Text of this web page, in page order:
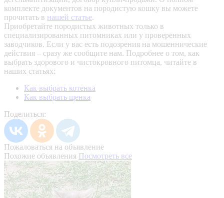
комплекте документов на породистую кошку вы можете
прочитать в нашей статье.
Приобретайте породистых животных только в
специализированных питомниках или у проверенных
заводчиков. Если у вас есть подозрения на мошеннические
действия – сразу же сообщите нам. Подробнее о том, как
выбрать здорового и чистокровного питомца, читайте в
наших статьях:
Как выбрать котенка
Как выбрать щенка
Поделиться:
Пожаловаться на объявление
Похожие объявления Посмотреть все